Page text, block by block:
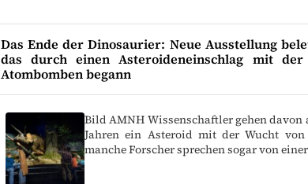
Das Ende der Dinosaurier: Neue Ausstellung
das durch einen Asteroideneinschlag mit
Atombomben begann
Bild AMNH Wissenschaftler gehen
Jahren ein Asteroid mit der Wucht
manche Forscher sprechen sogar von